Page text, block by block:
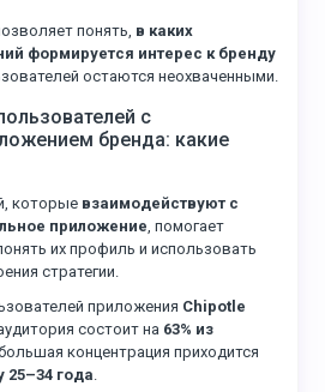
понять, в каких
формируется интерес к бренду
остаются неохваченными.
с
бренда: какие
которые взаимодействуют с
приложение, помогает
их профиль и использовать
стратегии.
приложения Chipotle
состоит на 63% из
концентрация приходится
25–34 года.